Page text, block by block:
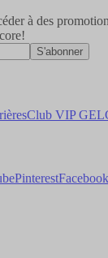
à des
S'abonner
Club VIP
PinterestFacebook